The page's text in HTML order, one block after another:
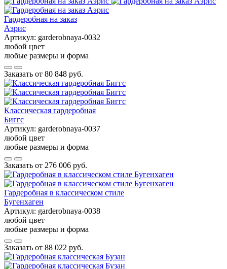
Гардеробная на заказ
Аэрис
Артикул: garderobnaya-0032
любой цвет
любые размеры и форма
Заказать от 80 848 руб.
Классическая гардеробная
Биггс
Артикул: garderobnaya-0037
любой цвет
любые размеры и форма
Заказать от 276 006 руб.
Гардеробная в классическом стиле
Бугенхаген
Артикул: garderobnaya-0038
любой цвет
любые размеры и форма
Заказать от 88 022 руб.